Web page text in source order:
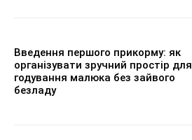
Введення першого прикорму: як
організувати зручний простір для
годування малюка без зайвого
безладу